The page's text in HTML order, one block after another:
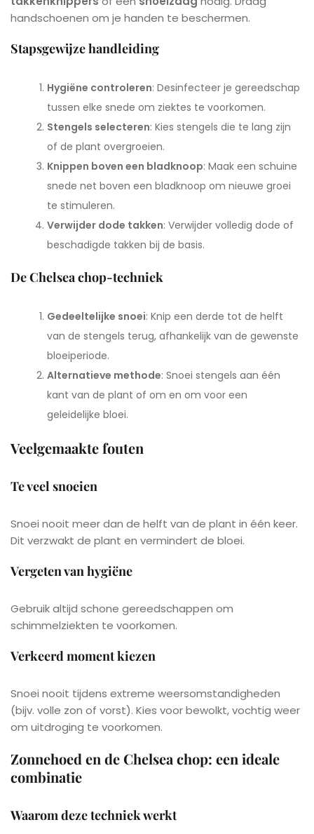
handschoenen om je handen te beschermen.
Stapsgewijze handleiding
Hygiëne controleren: Desinfecteer je gereedschap
tussen elke snede om ziektes te voorkomen.
Stengels selecteren: Kies stengels die te lang zijn
of de plant overgroeien.
Knippen boven een bladknoop: Maak een schuine
snede net boven een bladknoop om nieuwe groei
te stimuleren.
Verwijder dode takken: Verwijder volledig dode of
beschadigde takken bij de basis.
De Chelsea chop-techniek
Gedeeltelijke snoei: Knip een derde tot de helft
van de stengels terug, afhankelijk van de gewenste
bloeiperiode.
Alternatieve methode: Snoei stengels aan één
kant van de plant of om en om voor een
geleidelijke bloei.
Veelgemaakte fouten
Te veel snoeien
Snoei nooit meer dan de helft van de plant in één keer.
Dit verzwakt de plant en vermindert de bloei.
Vergeten van hygiëne
Gebruik altijd schone gereedschappen om
schimmelziekten te voorkomen.
Verkeerd moment kiezen
Snoei nooit tijdens extreme weersomstandigheden
(bijv. volle zon of vorst). Kies voor bewolkt, vochtig weer
om uitdroging te voorkomen.
Zonnehoed en de Chelsea chop: een ideale
combinatie
Waarom deze techniek werkt